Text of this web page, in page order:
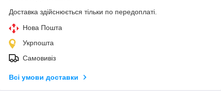
Доставка здійснюється тільки по передоплаті.
Нова Пошта
Укрпошта
Самовивіз
Всі умови доставки